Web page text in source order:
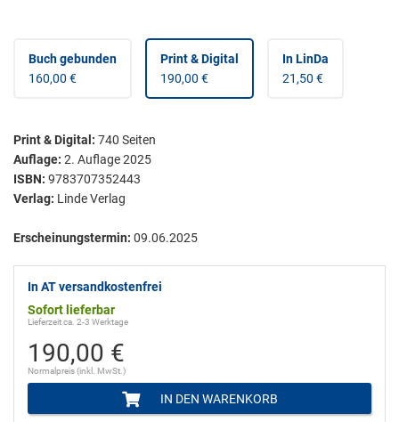
Buch gebunden
160,00 €
Print & Digital
190,00 €
In LinDa
21,50 €
Print & Digital : 740 Seiten
Auflage: 2. Auflage 2025
ISBN: 9783707352443
Verlag: Linde Verlag
Erscheinungstermin: 09.06.2025
In AT versandkostenfrei
Sofort lieferbar
Lieferzeit ca. 2-3 Werktage
190,00 €
Normalpreis (inkl. MwSt.)
IN DEN WARENKORB